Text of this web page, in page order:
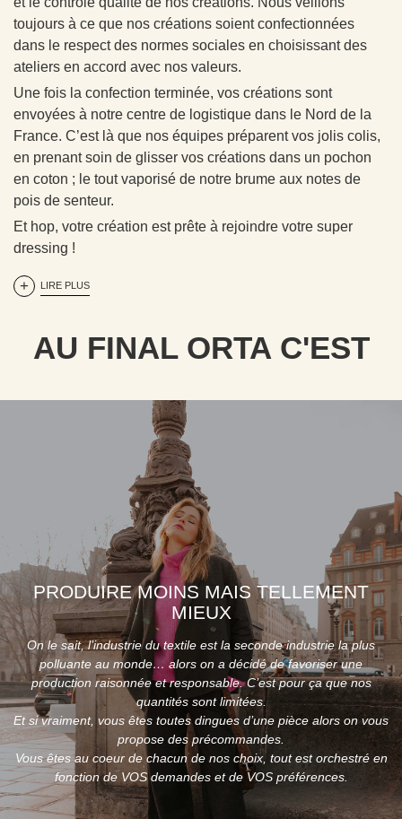
toujours à ce que nos créations soient confectionnées
dans le respect des normes sociales en choisissant des
ateliers en accord avec nos valeurs.
Une fois la confection terminée, vos créations sont
envoyées à notre centre de logistique dans le Nord de la
France. C’est là que nos équipes préparent vos jolis colis,
en prenant soin de glisser vos créations dans un pochon
en coton ; le tout vaporisé de notre brume aux notes de
pois de senteur.
Et hop, votre création est prête à rejoindre votre super
dressing !
LIRE PLUS
AU FINAL ORTA C'EST
PRODUIRE MOINS MAIS TELLEMENT
MIEUX
On le sait, l’industrie du textile est la seconde industrie la plus
polluante au monde… alors on a décidé de favoriser une
production raisonnée et responsable. C’est pour ça que nos
quantités sont limitées.
Et si vraiment, vous êtes toutes dingues d’une pièce alors on vous
propose des précommandes.
Vous êtes au coeur de chacun de nos choix, tout est orchestré en
fonction de VOS demandes et de VOS préférences.